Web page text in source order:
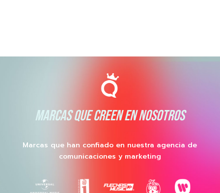
MARCAS QUE CREEN EN NOSOTROS
Marcas que han confiado en nuestra agencia de
comunicaciones y marketing